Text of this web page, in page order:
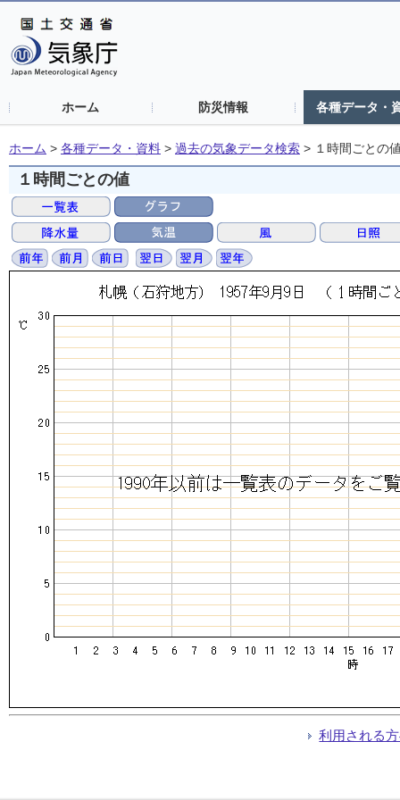
ホーム 防災情報 各種データ・
ホーム > 各種データ・資料 > 過去の気象データ検索 > １時間ごとの
１時間ごとの値
利用される